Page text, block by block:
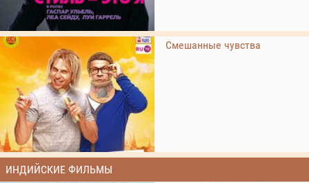
Смешанные чувства
ИНДИЙСКИЕ ФИЛЬМЫ